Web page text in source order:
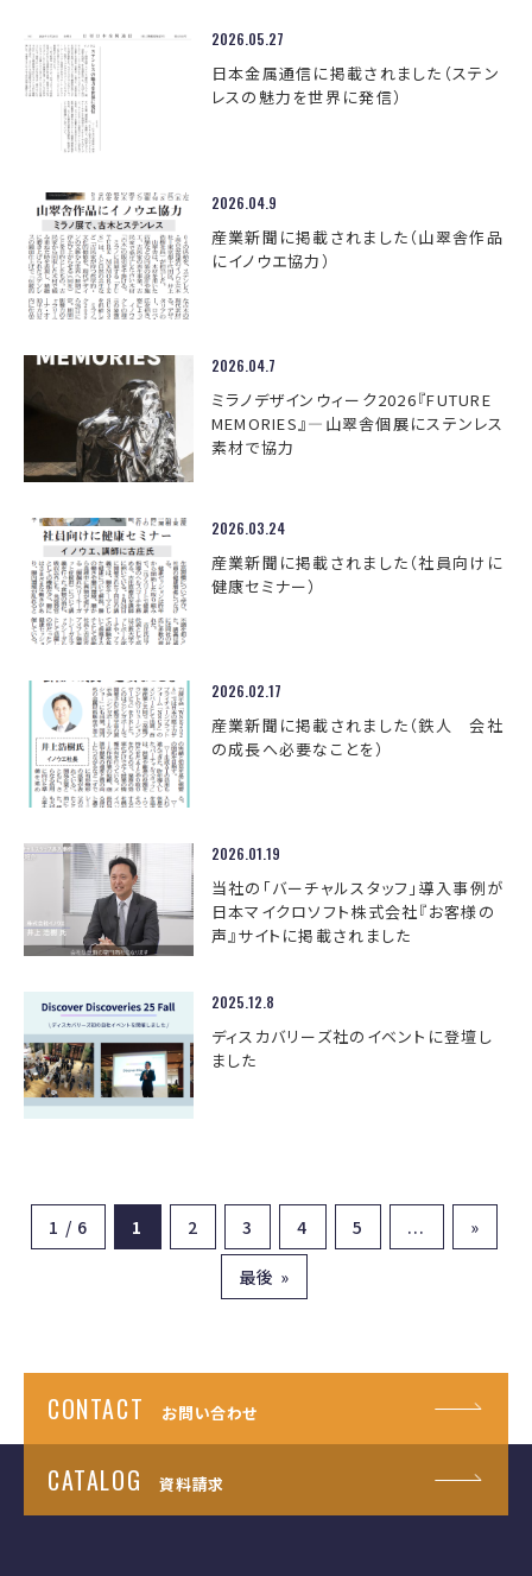
2026.05.27
日本金属通信に掲載されました（ステン
レスの魅力を世界に発信）
2026.04.9
産業新聞に掲載されました（山翠舎作品
にイノウエ協力）
2026.04.7
ミラノデザインウィーク2026『FUTURE
MEMORIES』―山翠舎個展にステンレス
素材で協力
2026.03.24
産業新聞に掲載されました（社員向けに
健康セミナー）
2026.02.17
産業新聞に掲載されました（鉄人 会社
の成長へ必要なことを）
2026.01.19
当社の「バーチャルスタッフ」導入事例が
日本マイクロソフト株式会社『お客様の
声』サイトに掲載されました
2025.12.8
ディスカバリーズ社のイベントに登壇し
ました
1 / 6 1 2 3 4 5 ... »
最後 »
CONTACT お問い合わせ
CATALOG 資料請求